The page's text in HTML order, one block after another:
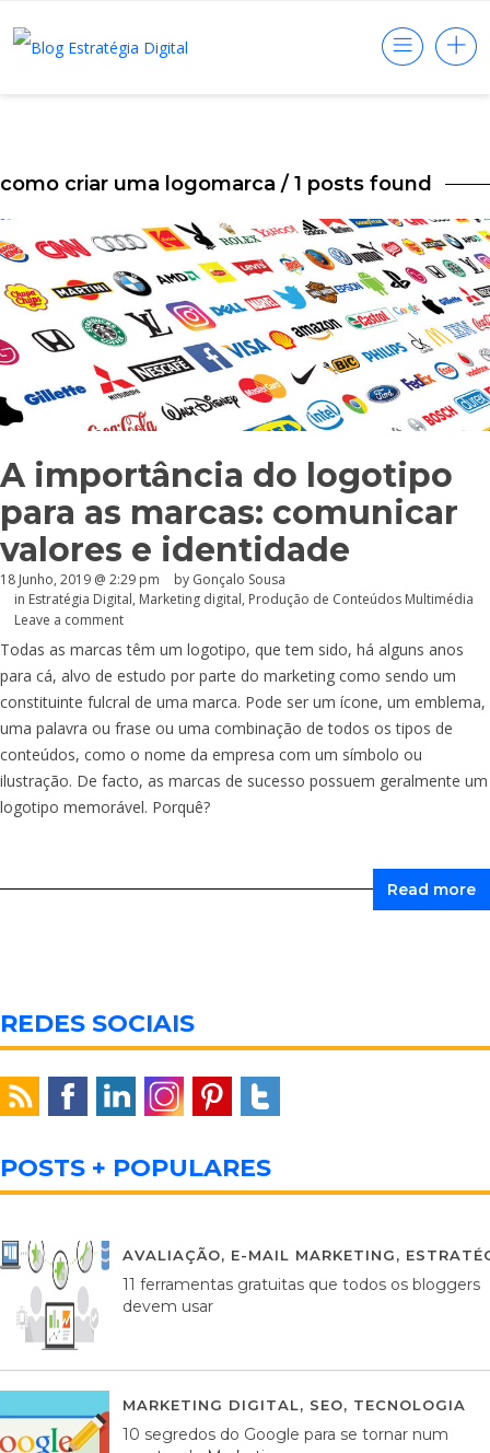
como criar uma logomarca / 1 posts found
A importância do logotipo
para as marcas: comunicar
valores e identidade
18 Junho, 2019 @ 2:29 pm by Gonçalo Sousa
in Estratégia Digital, Marketing digital, Produção de Conteúdos Multimédia
Leave a comment
Todas as marcas têm um logotipo, que tem sido, há alguns anos
para cá, alvo de estudo por parte do marketing como sendo um
constituinte fulcral de uma marca. Pode ser um ícone, um emblema,
uma palavra ou frase ou uma combinação de todos os tipos de
conteúdos, como o nome da empresa com um símbolo ou
ilustração. De facto, as marcas de sucesso possuem geralmente um
logotipo memorável. Porquê?
Read more
REDES SOCIAIS
POSTS + POPULARES
AVALIAÇÃO, E-MAIL MARKETING,
11 ferramentas gratuitas que todos os bloggers
devem usar
MARKETING DIGITAL, SEO, TECNOLOGIA
10 segredos do Google para se tornar num